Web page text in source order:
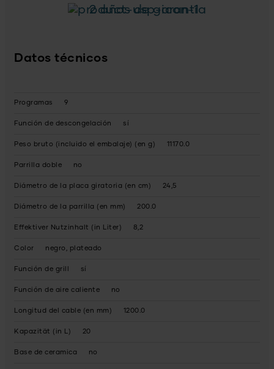
2 años de garantía
Datos técnicos
Programas 9
Función de descongelación sí
Peso bruto (incluido el embalaje) (en g) 11170.0
Parrilla doble no
Diámetro de la placa giratoria (en cm) 24,5
Diámetro de la parrilla (en mm) 200.0
Effektiver Nutzinhalt (in Liter) 8,2
Color negro, plateado
Función de grill sí
Función de aire caliente no
Longitud del cable (en mm) 1200.0
Kapazität (in L) 20
Base de ceramica no